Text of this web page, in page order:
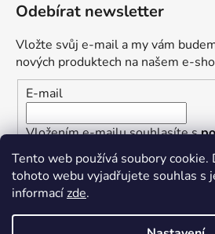
Tento web používá soubory cookie.
tohoto webu vyjadřujete souhlas s
informacízde.
Odebírat newsletter
Vložte svůj e-mail a my vám
nových produktech na našem e-
E-mail
Vložením e-mailu souhlasíte s
osobních údajů
PŘIHLÁSIT SE